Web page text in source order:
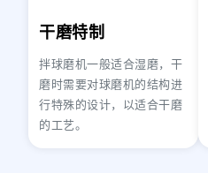
干磨特制
拌球磨机一般适合湿磨，干
磨时需要对球磨机的结构进
行特殊的设计，以适合干磨
的工艺。